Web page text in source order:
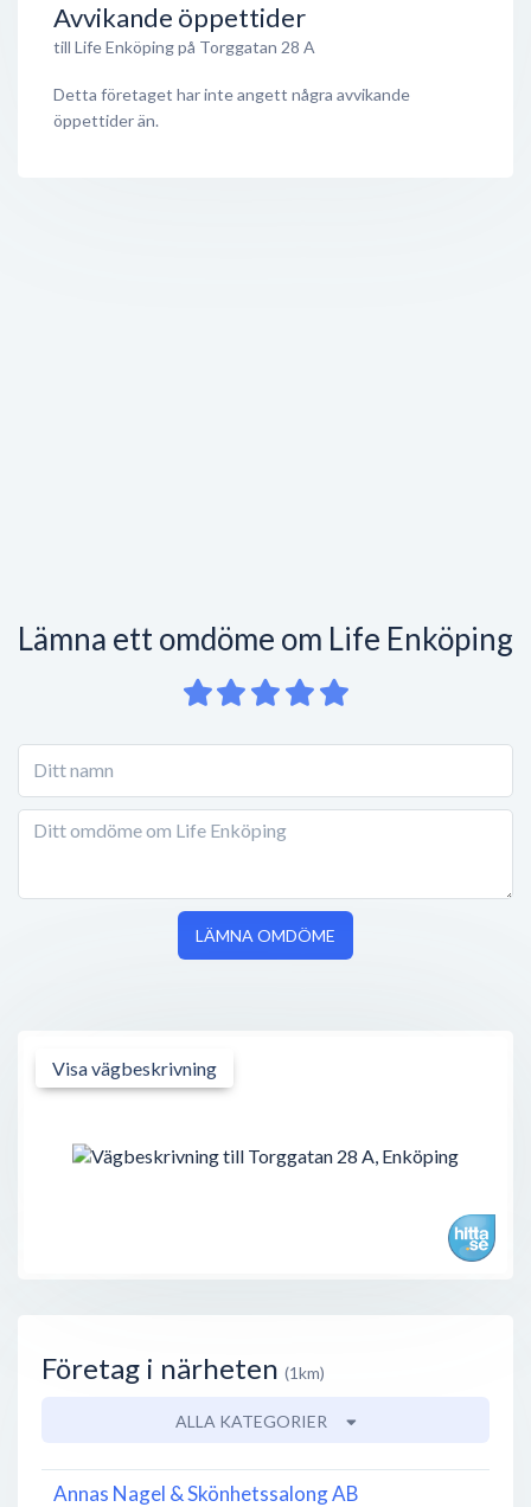
Avvikande öppettider
till Life Enköping på Torggatan 28 A
Detta företaget har inte angett några avvikande
öppettider än.
Lämna ett omdöme om Life Enköping
LÄMNA OMDÖME
Visa vägbeskrivning
Företag i närheten (1km)
ALLA KATEGORIER
Annas Nagel & Skönhetssalong AB